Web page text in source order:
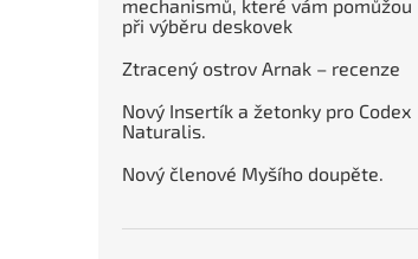
mechanismů, které vám pomůžou
při výběru deskovek
Ztracený ostrov Arnak – recenze
Nový Insertík a žetonky pro Codex
Naturalis.
Nový členové Myšího doupěte.